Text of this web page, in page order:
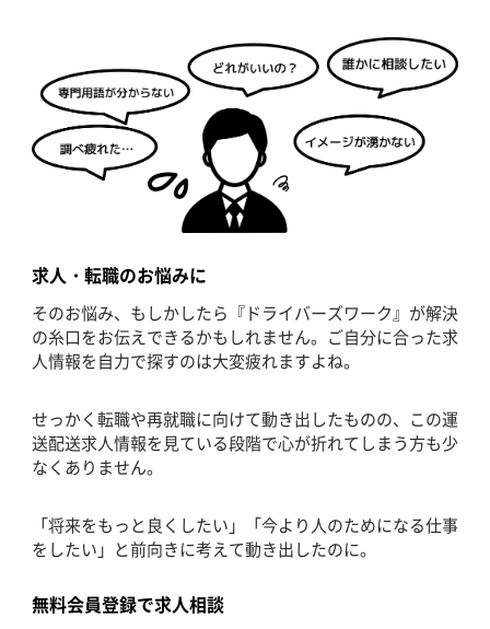
求人・転職のお悩みに
そのお悩み、もしかしたら『ドライバーズワーク』が解決
の糸口をお伝えできるかもしれません。ご自分に合った求
人情報を自力で探すのは大変疲れますよね。
せっかく転職や再就職に向けて動き出したものの、この運
送配送求人情報を見ている段階で心が折れてしまう方も少
なくありません。
「将来をもっと良くしたい」「今より人のためになる仕事
をしたい」と前向きに考えて動き出したのに。
無料会員登録で求人相談